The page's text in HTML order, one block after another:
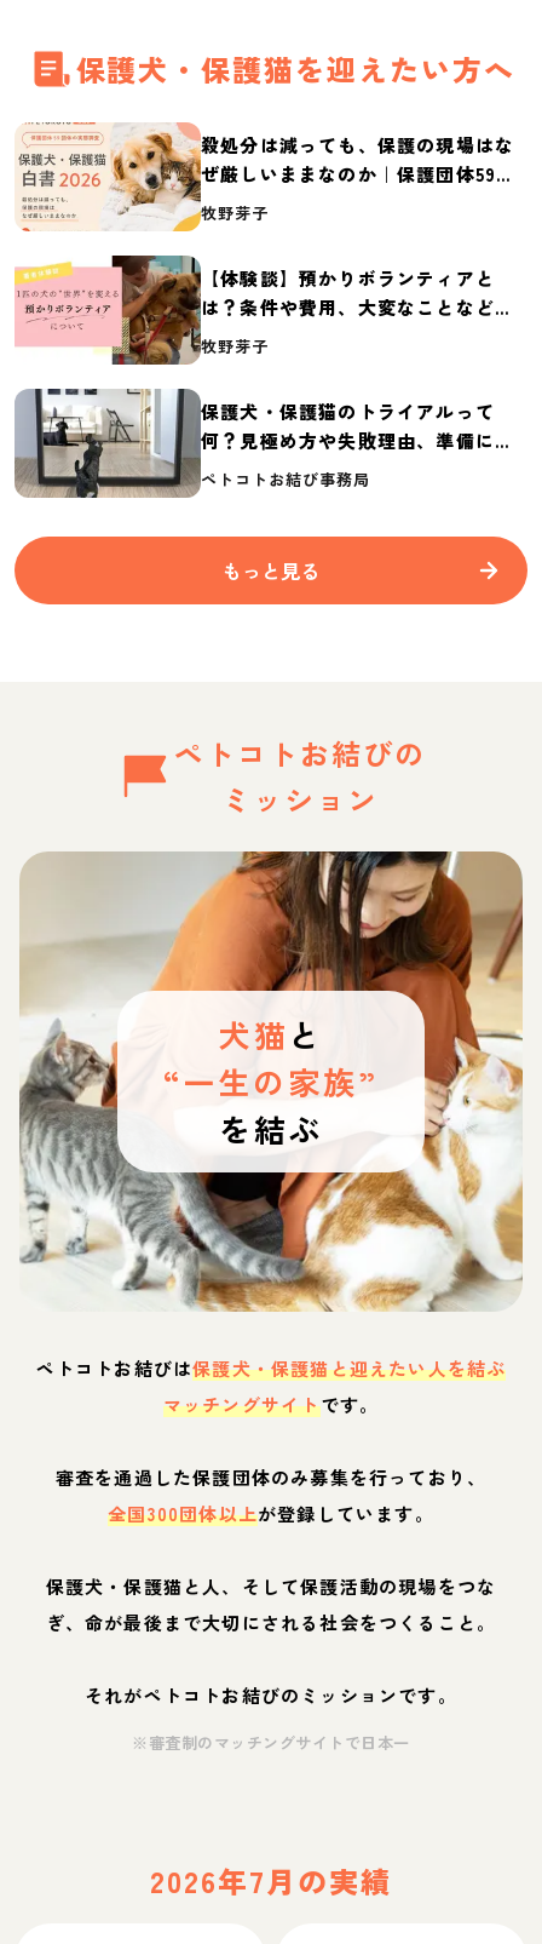
保護犬・保護猫を迎えたい方へ
殺処分は減っても、保護の現場はな
ぜ厳しいままなのか｜保護団体59団
体の実態調査【保護犬・保護猫白書
牧野芽子
【体験談】預かりボランティアと
は？条件や費用、大変なことなど紹
介
牧野芽子
保護犬・保護猫のトライアルって
何？見極め方や失敗理由、準備に必
要なものを紹介
ペトコトお結び事務局
もっと見る
ペトコトお結びの
ミッション
犬猫 と
“一生の家族”
を結ぶ
ペトコトお結びは保護犬・保護猫と迎えたい人を結ぶ
マッチングサイトです。
審査を通過した保護団体のみ募集を行っており、
全国300団体以上が登録しています。
保護犬・保護猫と人、そして保護活動の現場をつな
ぎ、命が最後まで大切にされる社会をつくること。
それがペトコトお結びのミッションです。
※審査制のマッチングサイトで日本一
2026年7月の実績